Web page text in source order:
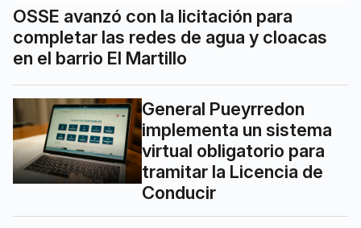
OSSE avanzó con la licitación para
completar las redes de agua y cloacas
en el barrio El Martillo
General Pueyrredon
implementa un sistema
virtual obligatorio para
tramitar la Licencia de
Conducir